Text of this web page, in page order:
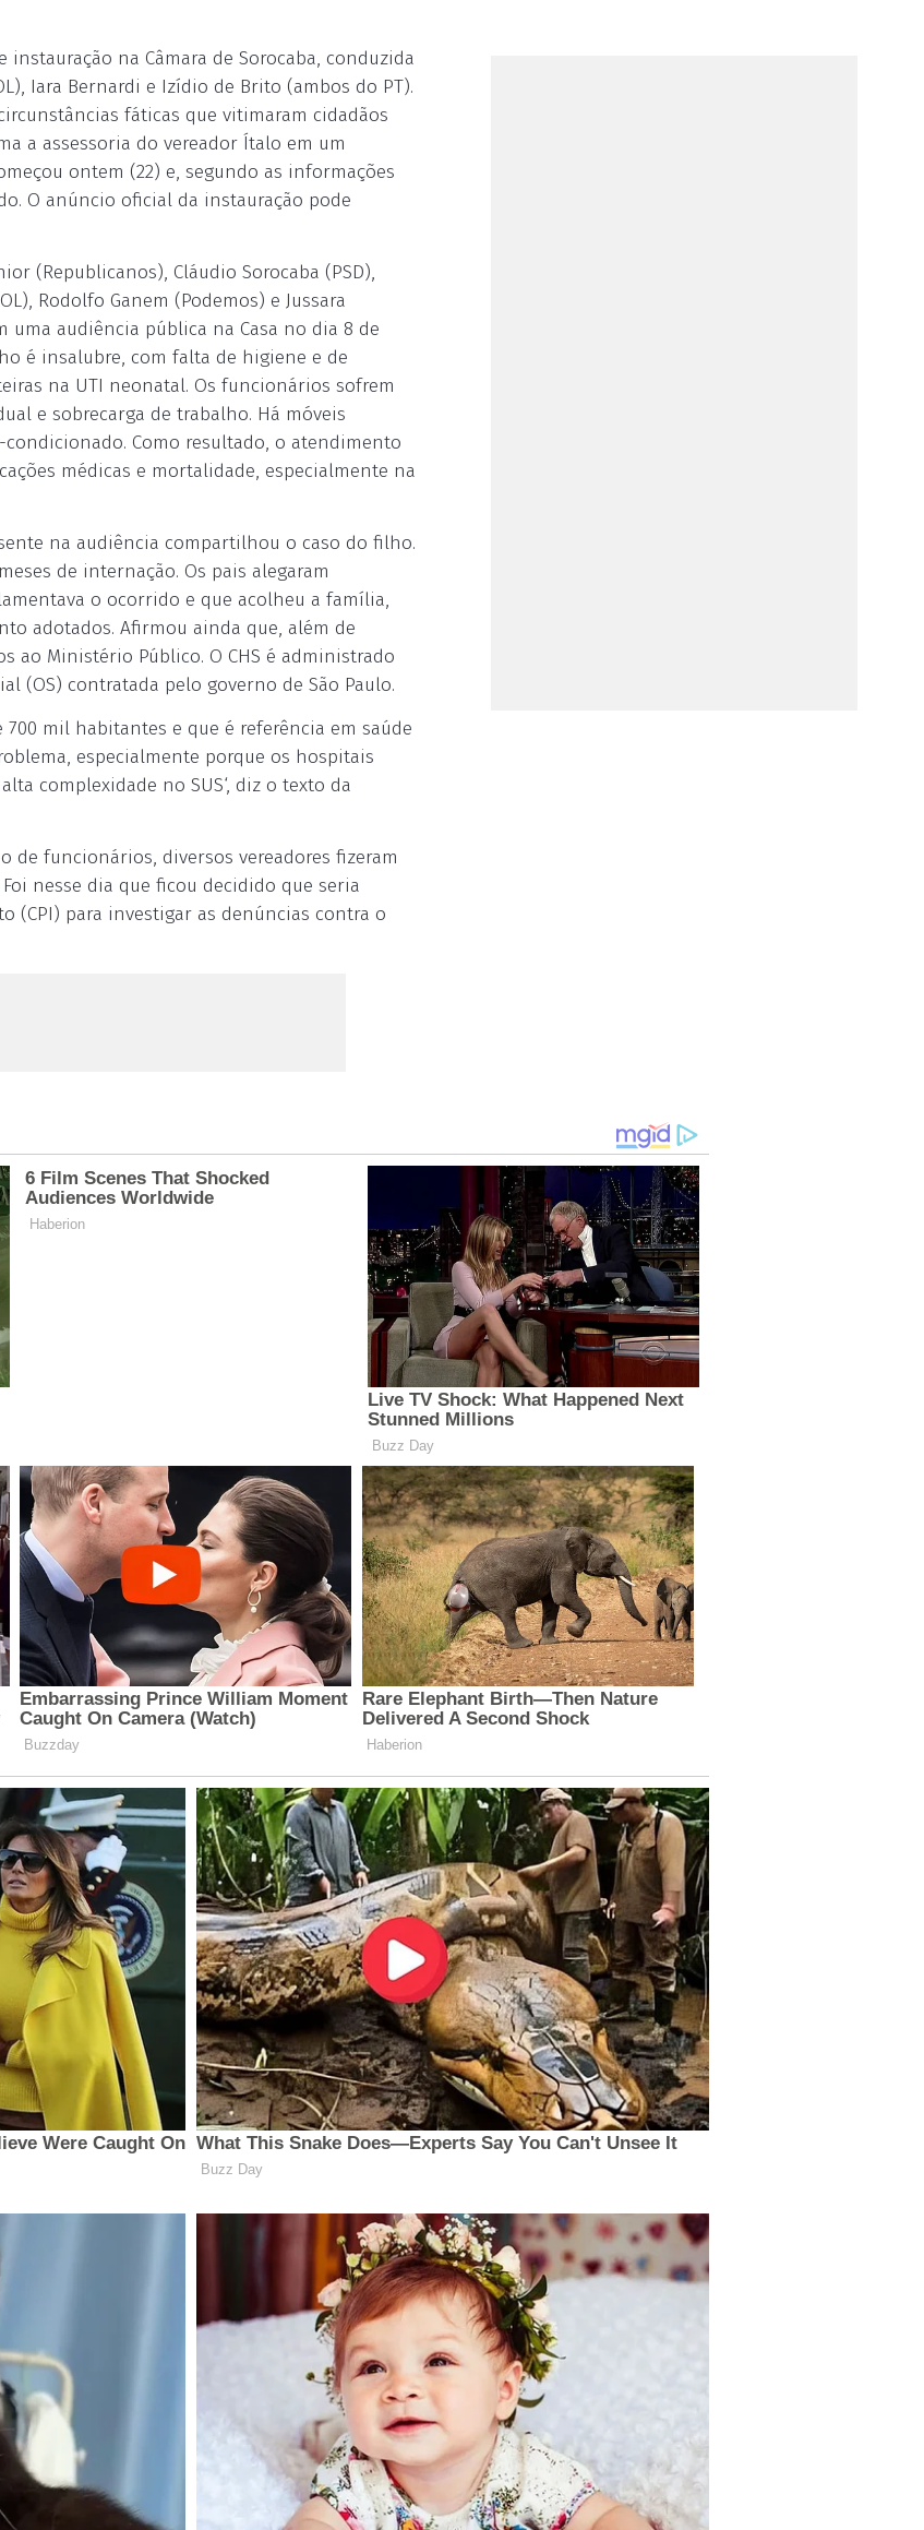
na Câmara de Sorocaba, conduzida
Iara Bernardi e Izídio de Brito (ambos do PT).
fáticas que vitimaram cidadãos
a assessoria do vereador Ítalo em um
ontem (22) e, segundo as informações
O anúncio oficial da instauração pode
(Republicanos), Cláudio Sorocaba (PSD),
Rodolfo Ganem (Podemos) e Jussara
uma audiência pública na Casa no dia 8 de
é insalubre, com falta de higiene e de
na UTI neonatal. Os funcionários sofrem
e sobrecarga de trabalho. Há móveis
Como resultado, o atendimento
médicas e mortalidade, especialmente na
na audiência compartilhou o caso do filho.
de internação. Os pais alegaram
o ocorrido e que acolheu a família,
adotados. Afirmou ainda que, além de
ao Ministério Público. O CHS é administrado
(OS) contratada pelo governo de São Paulo.
mil habitantes e que é referência em saúde
especialmente porque os hospitais
complexidade no SUS‘, diz o texto da
de funcionários, diversos vereadores fizeram
nesse dia que ficou decidido que seria
(CPI) para investigar as denúncias contra o